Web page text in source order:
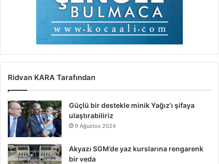
Ridvan KARA Tarafından
Güçlü bir destekle minik Yağız’ı şifaya
ulaştırabiliriz
9 Ağustos 2024
Akyazı SGM’de yaz kurslarına rengarenk
bir veda